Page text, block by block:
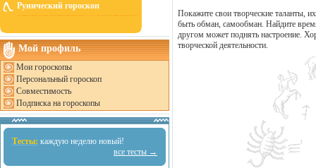
Рунический гороскоп
Мой профиль
Мои гороскопы
Персональный гороскоп
Совместимость
Подписка на гороскопы
Тесты: каждую неделю новый!
все тесты →
Покажите свои творческие таланты,
быть обман, самообман. Найдите
другом может поднять настроение.
творческой деятельности.